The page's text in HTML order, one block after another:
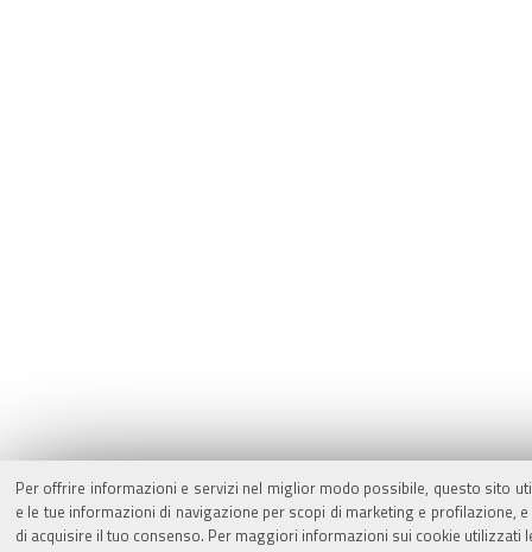
Per offrire informazioni e servizi nel miglior modo possibile, questo sito
e le tue informazioni di navigazione per scopi di marketing e
di acquisire il tuo consenso. Per maggiori informazioni sui cookie utilizzati